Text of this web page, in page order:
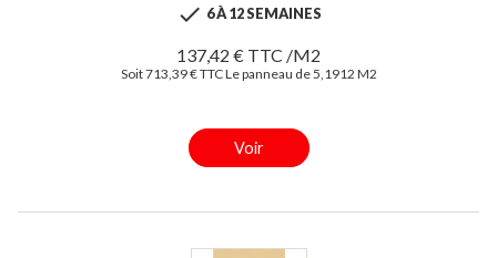
 6 À 12 SEMAINES
137,42 € TTC /M2
Soit 713,39 € TTC Le panneau de 5,1912 M2
Voir